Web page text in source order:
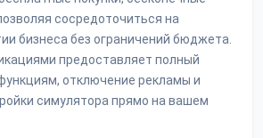
сосредоточиться на
бизнеса без ограничений бюджета.
предоставляет полный
отключение рекламы и
симулятора прямо на вашем